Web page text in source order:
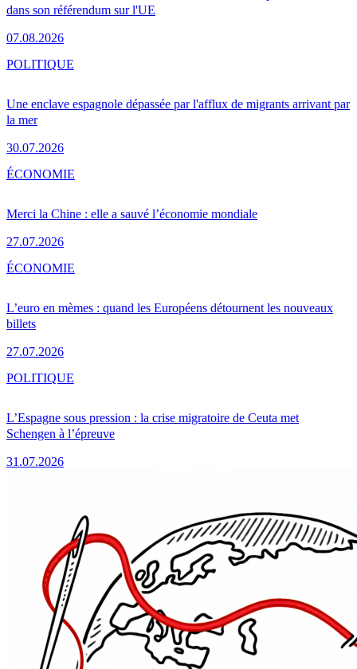
dans son référendum sur l'UE
07.08.2026
Une enclave espagnole dépassée par l'afflux de migrants arrivant par
la mer
30.07.2026
POLITIQUE
Merci la Chine : elle a sauvé l’économie mondiale
27.07.2026
ÉCONOMIE
L’euro en mèmes : quand les Européens détournent les nouveaux
billets
27.07.2026
ÉCONOMIE
L’Espagne sous pression : la crise migratoire de Ceuta met
Schengen à l’épreuve
31.07.2026
POLITIQUE